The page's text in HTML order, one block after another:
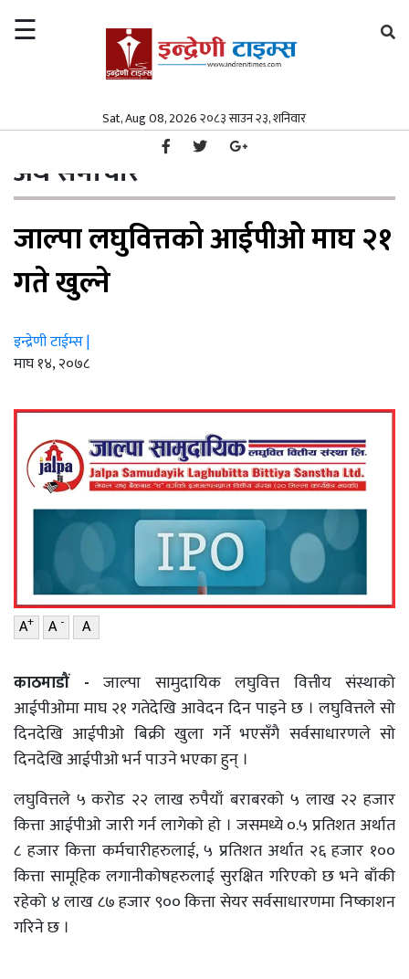
☰
Sat, Aug 08, 2026 २०८३ साउन २३, शनिवार
समाज
पत्रपत्रिका
मनोरञ्जन
स्वास्थ्य
वाणिज्य
शिक्षा
सम्पादकीय
संस्कृति/
प्रदेश
खेलकुद
सूचना/
प्रविधि
पर्यटन
विशेष
पत्रपत्रिका
मनोरञ्जन
विश्व
स्वास्थ्य
अर्थ/
वाणिज्य
शिक्षा
सम्पादकीय
संस्कृति/
संस्कार
खेलकुद
सूचना/
पर्यटन
इन्द्रेणी–
विशेष
गृहपृष्ठ/ अर्थ समाचार
अर्थ समाचार
जाल्पा लघुवित्तको आईपीओ माघ २१
गते खुल्ने
इन्द्रेणी टाईम्स |
माघ १४, २०७८
A+ A- A
काठमाडौं - जाल्पा सामुदायिक लघुवित्त वित्तीय संस्थाको
आईपीओमा माघ २१ गतेदेखि आवेदन दिन पाइने छ । लघुवित्तले सो
दिनदेखि आईपीओ बिक्री खुला गर्ने भएसँगै सर्वसाधारणले सो
दिनदेखि आईपीओ भर्न पाउने भएका हुन् ।
लघुवित्तले ५ करोड २२ लाख रुपैयाँ बराबरको ५ लाख २२ हजार
कित्ता आईपीओ जारी गर्न लागेको हो । जसमध्ये ०.५ प्रतिशत अर्थात
८ हजार कित्ता कर्मचारीहरुलाई, ५ प्रतिशत अर्थात २६ हजार १००
कित्ता सामूहिक लगानीकोषहरुलाई सुरक्षित गरिएको छ भने बाँकी
रहेको ४ लाख ८७ हजार ९०० कित्ता सेयर सर्वसाधारणमा निष्काशन
गरिने छ ।